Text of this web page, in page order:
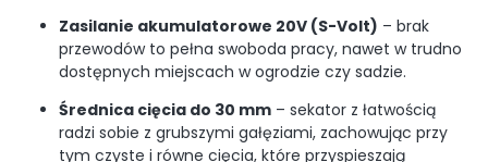
Zasilanie akumulatorowe 20V (S-Volt) – brak
przewodów to pełna swoboda pracy, nawet w trudno
dostępnych miejscach w ogrodzie czy sadzie.
Średnica cięcia do 30 mm – sekator z łatwością
radzi sobie z grubszymi gałęziami, zachowując przy
tym czyste i równe cięcia, które przyspieszają